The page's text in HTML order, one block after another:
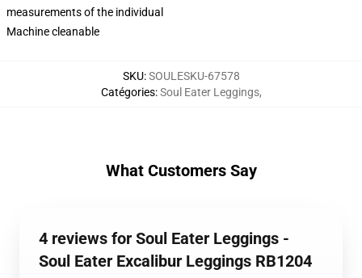
measurements of the individual
Machine cleanable
SKU:SOULESKU-67578
Catégories:Soul Eater Leggings,
What Customers Say
4 reviews for Soul Eater Leggings -
Soul Eater Excalibur Leggings RB1204